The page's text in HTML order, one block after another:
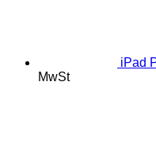
iPad
MwSt